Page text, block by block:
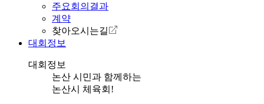
주요회의결과
계약
찾아오시는길
대회정보
대회정보
논산 시민과 함께하는
논산시 체육회!